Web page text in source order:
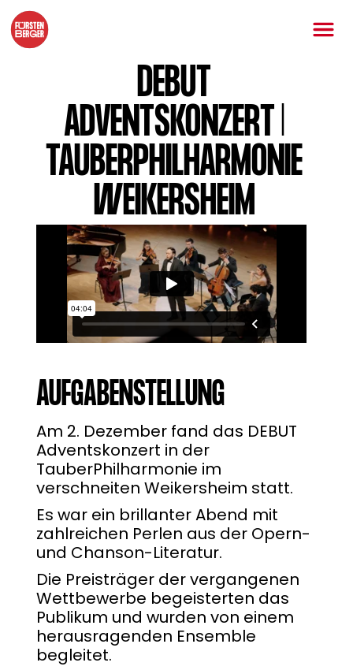
DEBUT
ADVENTSKONZERT |
TAUBERPHILHARMONIE
WEIKERSHEIM
AUFGABENSTELLUNG
Am 2. Dezember fand das DEBUT
Adventskonzert in der
TauberPhilharmonie im
verschneiten Weikersheim statt.
Es war ein brillanter Abend mit
zahlreichen Perlen aus der Opern-
und Chanson-Literatur.
Die Preisträger der vergangenen
Wettbewerbe begeisterten das
Publikum und wurden von einem
herausragenden Ensemble
begleitet.